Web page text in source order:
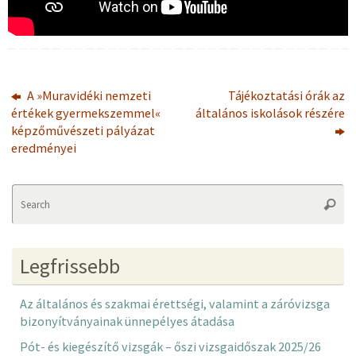
A »Muravidéki nemzeti
értékek gyermekszemmel«
képzőművészeti pályázat
eredményei
Tájékoztatási órák az
általános iskolások részére
Legfrissebb
Az általános és szakmai érettségi, valamint a záróvizsga
bizonyítványainak ünnepélyes átadása
Pót- és kiegészítő vizsgák – őszi vizsgaidőszak 2025/26